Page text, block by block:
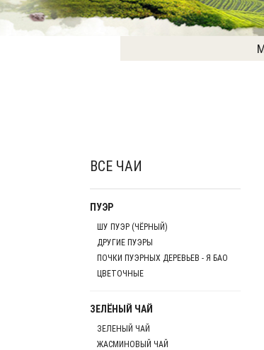
ВСЕ ЧАИ
ПУЭР
ШУ ПУЭР (ЧЁРНЫЙ)
ДРУГИЕ ПУЭРЫ
ПОЧКИ ПУЭРНЫХ ДЕРЕВЬЕВ - Я БАО
ЦВЕТОЧНЫЕ
ЗЕЛЁНЫЙ ЧАЙ
ЗЕЛЕНЫЙ ЧАЙ
ЖАСМИНОВЫЙ ЧАЙ